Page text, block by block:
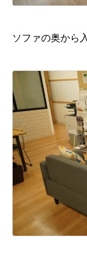
ソファの奥から